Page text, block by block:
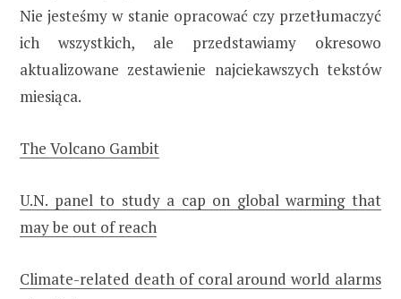
Nie jesteśmy w stanie opracować czy przetłumaczyć
ich wszystkich, ale przedstawiamy okresowo
aktualizowane zestawienie najciekawszych tekstów
miesiąca.
The Volcano Gambit
U.N. panel to study a cap on global warming that
may be out of reach
Climate-related death of coral around world alarms